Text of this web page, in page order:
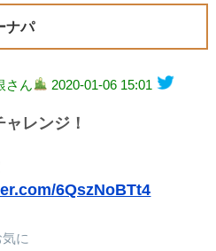
ナパ
さん 2020-01-06 15:01
レンジ！
6QszNoBTt4
気に